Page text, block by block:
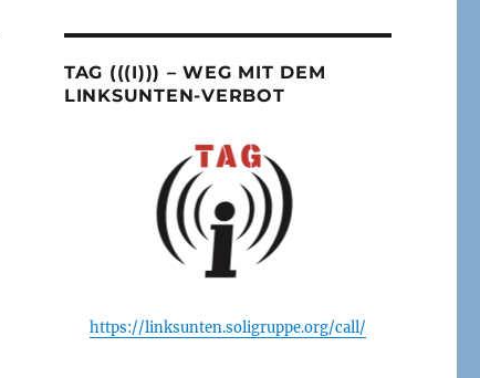
TAG (((I))) – WEG MIT DEM
LINKSUNTEN-VERBOT
https://linksunten.soligruppe.org/call/